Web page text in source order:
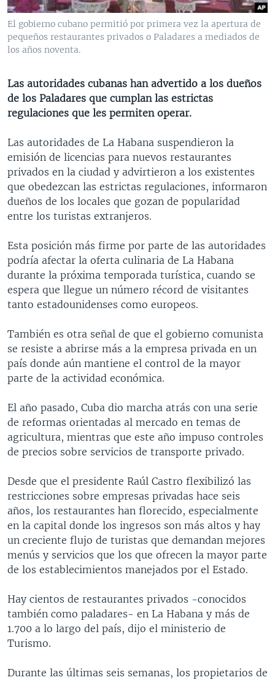
VENEZUELA
BRASIL
NICARAGUA
ECONOMÍA
ENTRETENIMIENTO Y CULTURA
TECNOLOGÍA
DEPORTES
CIENCIA Y SALUD
MULTIMEDIA
VIDEOS
FOTOGRAFÍA
PROGRAMAS TV
EL MUNDO AL DÍA
FORO INTERAMERICANO
VISIÓN 360
LAS CLAVES
PANORAMA
RADIO
AVANCE INFORMATIVO
AUDIONOTICIAS
BUENOS DÍAS AMÉRICA
ESTADOS UNIDOS AL DÍA
EL MUNDO AL DÍA [RADIO]
FORO [RADIO]
DEPORTIVO INTERNACIONAL
ENTRETENIMIENTO
DOCUMENTALES DE LA VOA
Idiomas
El gobierno cubano permitió por primera vez la apertura de
pequeños restaurantes privados o Paladares a mediados de
los años noventa.
Las autoridades cubanas han advertido a los dueños
de los Paladares que cumplan las estrictas
regulaciones que les permiten operar.
Las autoridades de La Habana suspendieron la
emisión de licencias para nuevos restaurantes
privados en la ciudad y advirtieron a los existentes
que obedezcan las estrictas regulaciones, informaron
dueños de los locales que gozan de popularidad
entre los turistas extranjeros.
Esta posición más firme por parte de las autoridades
podría afectar la oferta culinaria de La Habana
durante la próxima temporada turística, cuando se
espera que llegue un número récord de visitantes
tanto estadounidenses como europeos.
También es otra señal de que el gobierno comunista
se resiste a abrirse más a la empresa privada en un
país donde aún mantiene el control de la mayor
parte de la actividad económica.
El año pasado, Cuba dio marcha atrás con una serie
de reformas orientadas al mercado en temas de
agricultura, mientras que este año impuso controles
de precios sobre servicios de transporte privado.
Desde que el presidente Raúl Castro flexibilizó las
restricciones sobre empresas privadas hace seis
años, los restaurantes han florecido, especialmente
en la capital donde los ingresos son más altos y hay
un creciente flujo de turistas que demandan mejores
menús y servicios que los que ofrecen la mayor parte
de los establecimientos manejados por el Estado.
Hay cientos de restaurantes privados -conocidos
también como paladares- en La Habana y más de
1.700 a lo largo del país, dijo el ministerio de
Turismo.
Durante las últimas seis semanas, los propietarios de